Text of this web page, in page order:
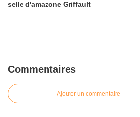
selle d'amazone Griffault
Commentaires
Ajouter un commentaire